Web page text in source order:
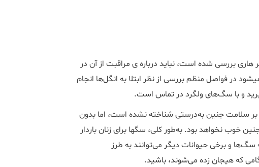
بررسی شده است، نباید درباره ­ی مراقبت از آن در
در فواصل منظم بررسی از نظر ابتلا به انگل‌ها انجام
و با سگ‌های ولگرد در تماس است.
سلامت جنین به‌درستی شناخته نشده است، اما بدون
خوب نخواهد بود. به‌طور کلی، سگ­ها برای زنان باردار
سگ‌ها و برخی حیوانات دیگر می‌توانند به طرز
که هیجان زده می‌شوند، باشید.